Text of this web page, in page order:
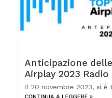
Anticipazione
Airplay 2023 Radio
Il 20 novembre 2023, si è
CONTINUA A LEGGERE »